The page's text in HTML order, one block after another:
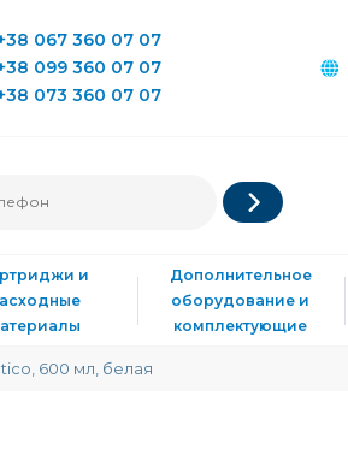
067 360 07 07
099 360 07 07
073 360 07 07
и
Дополнительное
оборудование и
комплектующие
600 мл, белая